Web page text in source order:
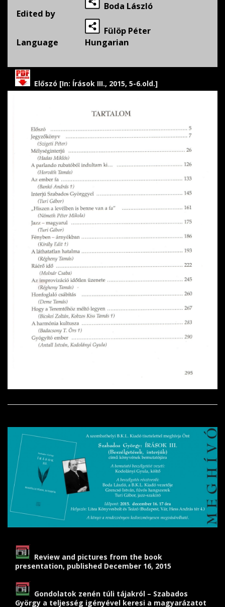
Edited by
Boda László
Fülöp Péter
Language
Hungarian
Előszó [In: Írások III., 2015, 5-6.old.]
Review and pictures from the book
presentation, published December 16, 2015
Gondolatok zenén túli tájakról – Szabados
György a teljesség igényével keresi a magyarázatot